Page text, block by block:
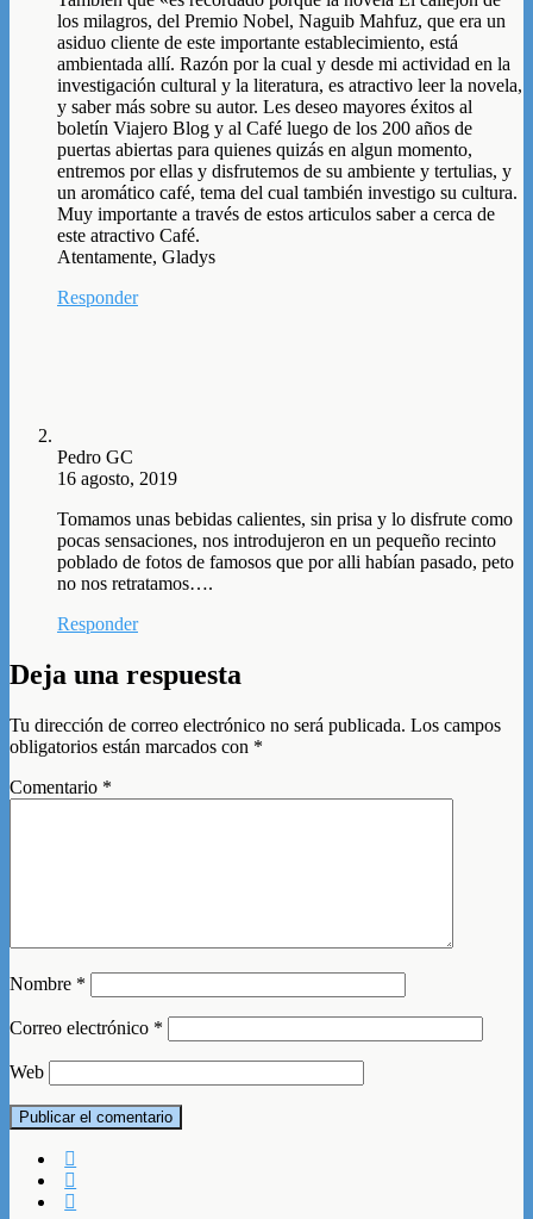
los milagros, del Premio Nobel, Naguib Mahfuz, que era un
asiduo cliente de este importante establecimiento, está
ambientada allí. Razón por la cual y desde mi actividad en la
investigación cultural y la literatura, es atractivo leer la novela,
y saber más sobre su autor. Les deseo mayores éxitos al
boletín Viajero Blog y al Café luego de los 200 años de
puertas abiertas para quienes quizás en algun momento,
entremos por ellas y disfrutemos de su ambiente y tertulias, y
un aromático café, tema del cual también investigo su cultura.
Muy importante a través de estos articulos saber a cerca de
este atractivo Café.
Atentamente, Gladys
Responder
Pedro GC
16 agosto, 2019
Tomamos unas bebidas calientes, sin prisa y lo disfrute como
pocas sensaciones, nos introdujeron en un pequeño recinto
poblado de fotos de famosos que por alli habían pasado, peto
no nos retratamos….
Responder
Deja una respuesta
Tu dirección de correo electrónico no será publicada. Los campos
obligatorios están marcados con *
Comentario *
Nombre *
Correo electrónico *
Web